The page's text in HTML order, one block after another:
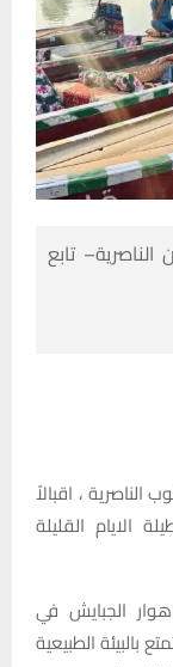
تابع
، اقبالاً
الايام القليلة
الجبايش في
بالبيئة الطبيعية